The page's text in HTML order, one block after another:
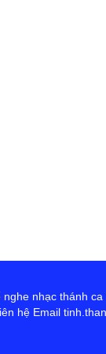
nhạc thánh ca
hệ Email